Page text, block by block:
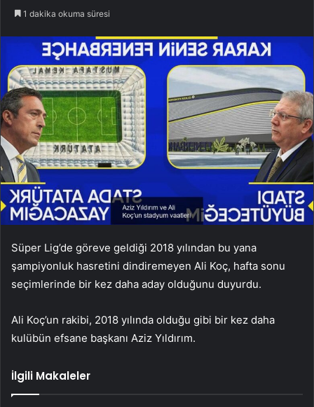
1 dakika okuma süresi
Süper Lig’de göreve geldiği 2018 yılından bu yana
şampiyonluk hasretini dindiremeyen Ali Koç, hafta sonu
seçimlerinde bir kez daha aday olduğunu duyurdu.
Ali Koç’un rakibi, 2018 yılında olduğu gibi bir kez daha
kulübün efsane başkanı Aziz Yıldırım.
İlgili Makaleler